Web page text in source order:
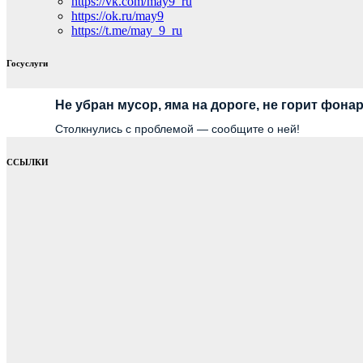
https://ok.ru/may9
https://t.me/may_9_ru
Госуслуги
Не убран мусор, яма на дороге, не горит
Столкнулись с проблемой — сообщите о ней!
ССЫЛКИ